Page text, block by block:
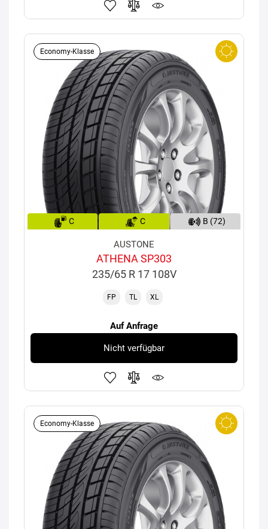
Economy-Klasse
C C B (72)
AUSTONE
ATHENA SP303
235/65 R 17 108V
FP TL XL
Auf Anfrage
Nicht verfügbar
Economy-Klasse